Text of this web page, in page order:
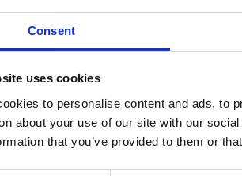
Consent
uses cookies
to personalise content and ads, to
about your use of our site with our
that you’ve provided to them or